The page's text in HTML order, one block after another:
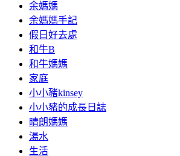
余媽媽
余媽媽手記
假日好去處
和牛B
和牛媽媽
家庭
小小豬kinsey
小小豬的成長日誌
晴朗媽媽
湯水
生活